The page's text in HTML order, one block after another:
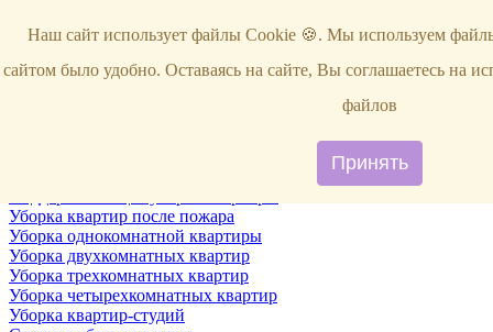
Уборка
Уборка снега
Уборка квартир после пожара
Уборка однокомнатной квартиры
Уборка двухкомнатных квартир
Уборка трехкомнатных квартир
Уборка четырехкомнатных квартир
Уборка квартир-студий
Наш сайт использует файлы Cookie 🍪. Мы используем
сайтом было удобно. Оставаясь на сайте, Вы соглашаетесь на
файлов
Принять